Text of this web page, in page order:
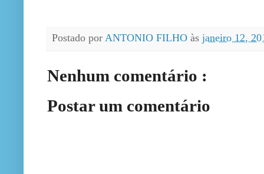
Postado por ANTONIO FILHO às janeiro 12,
Nenhum comentário :
Postar um comentário